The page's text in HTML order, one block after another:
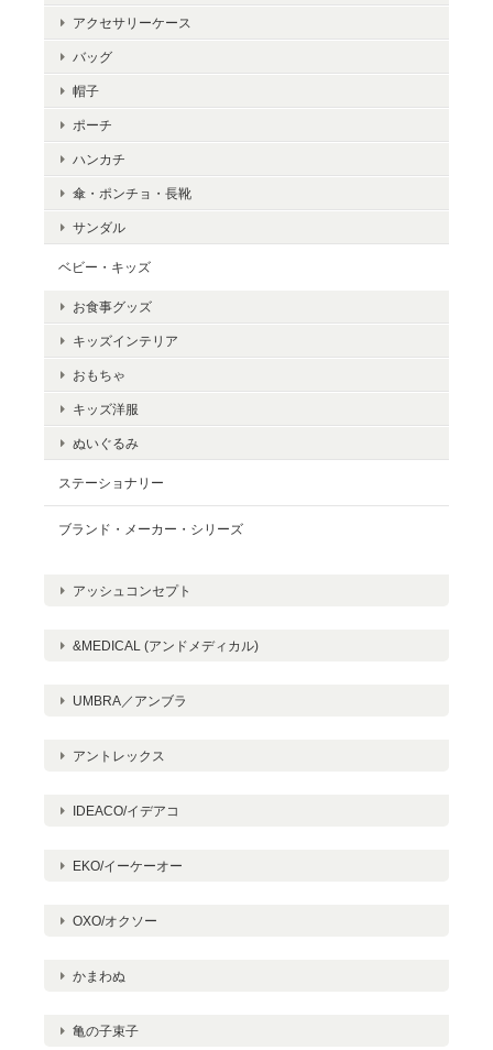
レビュー遅くなり申し訳ありません。 欲しかった商品だったの
で、購入できてよかったです。 これからたくさん利用したいと思
います。
この度は当店を選んでいただき、またレ
に入っていただけたことは大変光栄で
す。今後ともよろしくお願いいたしま
FUNNYクリスマス ミュージック フリフリサンタハット
無事に届きました。きれいに梱包されていました。また機会があ
この度は当店を選んでいただき、またレ
す。今後ともよろしくお願いいたしま
【秋限定】おいしい風呂敷
【定番】おいしい風呂敷
アクセサリーケース
バッグ
帽子
ポーチ
ハンカチ
傘・ポンチョ・長靴
サンダル
ベビー・キッズ
お食事グッズ
キッズインテリア
おもちゃ
キッズ洋服
ぬいぐるみ
ステーショナリー
ブランド・メーカー・シリーズ
アッシュコンセプト
&MEDICAL (アンドメディカル)
UMBRA／アンブラ
アントレックス
IDEACO/イデアコ
EKO/イーケーオー
OXO/オクソー
かまわぬ
亀の子束子